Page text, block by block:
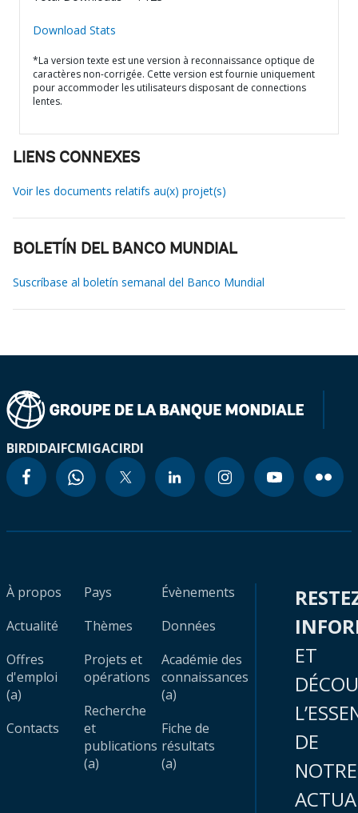
Download Stats
*La version texte est une version à reconnaissance optique de
caractères non-corrigée. Cette version est fournie uniquement
pour accommoder les utilisateurs disposant de connections
lentes.
LIENS CONNEXES
Voir les documents relatifs au(x) projet(s)
BOLETÍN DEL BANCO MUNDIAL
Suscríbase al boletín semanal del Banco Mundial
BIRDIDAIFCMIGACIRDI
À propos
Actualité
Offres
d'emploi
(a)
Contacts
Pays
Thèmes
Projets et
opérations
Recherche
et
publications
(a)
Évènements
Données
Académie des
connaissances
(a)
Fiche de
résultats
(a)
ET
DE
NOTRE